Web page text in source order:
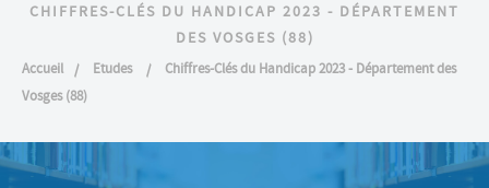
CHIFFRES-CLÉS DU HANDICAP 2023 - DÉPARTEMENT
DES VOSGES (88)
Accueil Etudes
Chiffres-Clés du Handicap 2023 - Département des
Vosges (88)